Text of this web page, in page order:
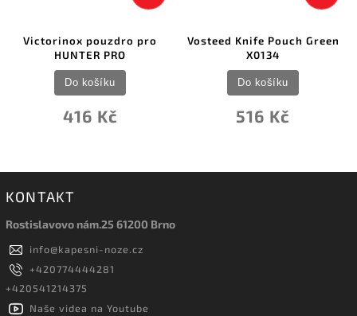
Victorinox pouzdro pro
HUNTER PRO
416 Kč
Do košíku
Vosteed Knife Pouch Green
X0134
516 Kč
Do košíku
KONTAKT
Rostislavovo nám.25 61200 Brno
info@kapesni-noze.cz
+420774444281
+420541214375
Naše videa na Youtube